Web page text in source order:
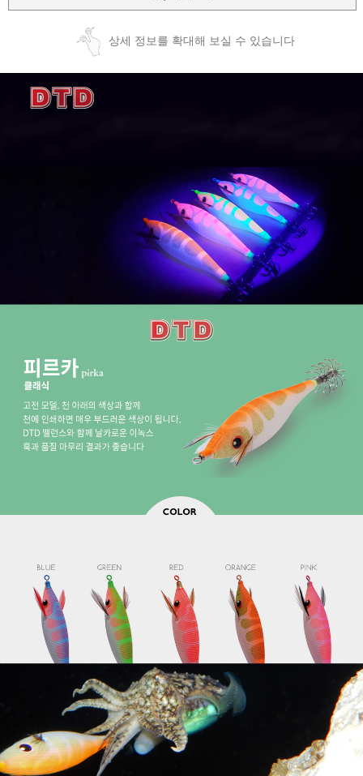
상세 정보를 확대해 보실 수 있습니다